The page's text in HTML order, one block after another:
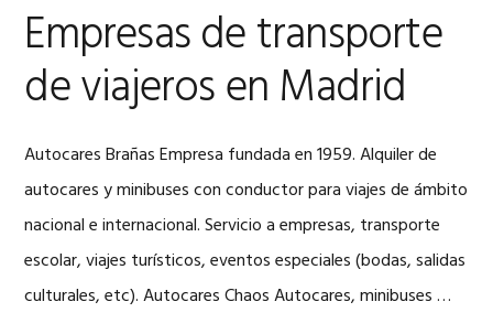
Empresas de transporte
de viajeros en Madrid
Autocares Brañas Empresa fundada en 1959. Alquiler de
autocares y minibuses con conductor para viajes de ámbito
nacional e internacional. Servicio a empresas, transporte
escolar, viajes turísticos, eventos especiales (bodas, salidas
culturales, etc). Autocares Chaos Autocares, minibuses …